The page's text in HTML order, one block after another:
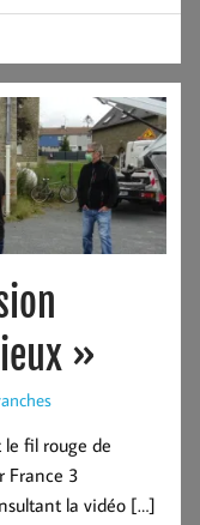
»
fil rouge de
France 3
la vidéo […]